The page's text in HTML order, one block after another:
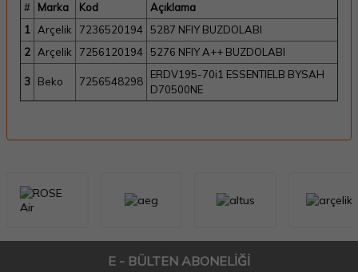
# Marka Kod
Açıklama
1 Arçelik 7236520194
5287 NFIY BUZDOLABI
2 Arçelik 7256120194 5276 NFIY A++ BUZDOLABI
3 Beko 7256548298
ERDV195-70i1 ESSENTIELB BYSAH
D70500NE
E - BÜLTEN ABONELİĞİ